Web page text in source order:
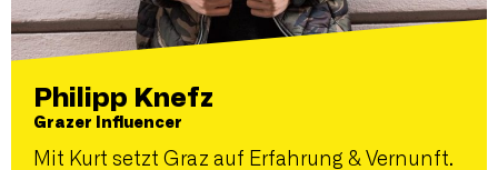
Philipp Knefz
Grazer Influencer
Mit Kurt setzt Graz auf Erfahrung & Vernunft.